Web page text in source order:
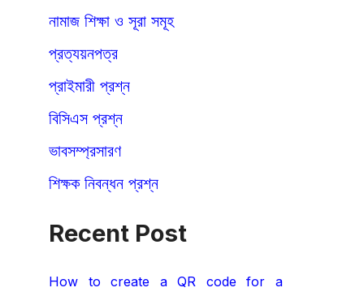
নামাজ শিক্ষা ও সূরা সমূহ
প্রত্যয়নপত্র
প্রাইমারী প্রশ্ন
বিসিএস প্রশ্ন
ভাবসম্প্রসারণ
শিক্ষক নিবন্ধন প্রশ্ন
Recent Post
How to create a QR code for a